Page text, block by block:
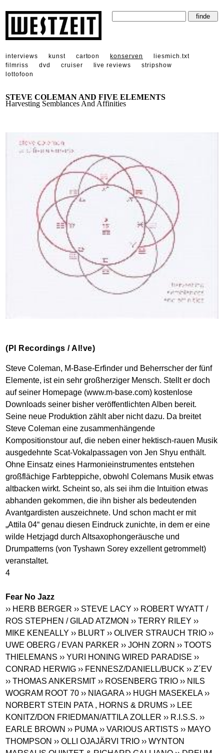
interviews kunst cartoon konserven
liesmich.txt
filmriss
dvd cruiser live reviews
stripshow
lottofoon
STEVE COLEMAN AND FIVE ELEMENTS
Harvesting Semblances And Affinities
(PI Recordings / Al!ve)
Steve Coleman, M-Base-Erfinder und Beherrscher der fünf
Elemente, ist ein sehr großherziger Mensch. Stellt er doch
auf seiner Homepage (www.m-base.com) kostenlose
Downloads seiner bisher veröffentlichten Alben bereit.
Seine neue Produktion zählt aber nicht dazu. Da breitet
Steve Coleman eine zusammenhängende
Kompositionstour auf, die neben einer hektisch-rauen Musik
ausgedehnte Scat-Vokalpassagen von Jen Shyu enthält.
Ohne Einsatz eines Harmonieinstrumentes entstehen
großflächige Farbteppiche, obwohl Colemans Musik etwas
altbacken wirkt. Scheint so, als sei ihm die Intuition etwas
abhanden gekommen, die ihn bisher als bedeutenden
Avantgardisten auszeichnete. Und schon macht er mit
„Attila 04“ genau diesen Eindruck zunichte, in dem er eine
wilde Hetzjagd durch Altsaxophongeräusche und
Drumpatterns (von Tyshawn Sorey exzellent getrommelt)
veranstaltet.
4
Fear No Jazz
›› HERB BERGER ›› STEVE LACY ›› ROBERT WYATT /
ROS STEPHEN / GILAD ATZMON ›› TERRY RILEY ››
MIKE KENEALLY ›› BLURT ›› OLIVER STRAUCH TRIO ››
UWE OBERG / EVAN PARKER ›› JOHN ZORN ›› TOOTS
THIELEMANS ›› YURI HONING WIRED PARADISE ››
CONRAD HERWIG ›› FENNESZ/DANIELL/BUCK ›› Z´EV
›› THOMAS ANKERSMIT ›› ROSENBERG TRIO ›› NILS
WOGRAM ROOT 70 ›› NIAGARA ›› HUGH MASEKELA ››
NORBERT STEIN PATA , HORNS & DRUMS ›› LEE
KONITZ/DON FRIEDMAN/ATTILA ZOLLER ›› R.I.S.S. ››
EARLE BROWN ›› PUMA ›› VARIOUS ARTISTS ›› MAYO
THOMPSON ›› OLLI OJAJÄRVI TRIO ›› WYNTON